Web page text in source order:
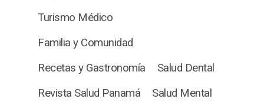
Turismo Médico
Familia y Comunidad
Recetas y Gastronomía
Salud Dental
Revista Salud Panamá
Salud Mental